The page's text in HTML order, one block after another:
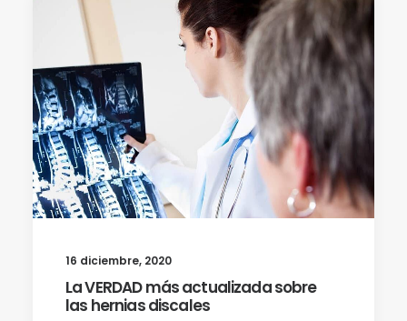
16 diciembre, 2020
La VERDAD más actualizada sobre
las hernias discales